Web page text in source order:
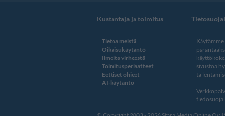
Kustantaja ja toimitus
Tietoa meistä
Oikaisukäytäntö
Ilmoita virheestä
Toimitusperiaatteet
Eettiset ohjeet
AI-käytäntö
Käytämme
sivustoa